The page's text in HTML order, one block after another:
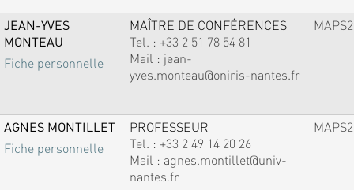
JEAN-YVES
MONTEAU
Fiche personnelle
MAÎTRE DE CONFÉRENCES
Tel. : +33 2 51 78 54 81
Mail : jean-
yves.monteau@oniris-nantes.fr
MAPS2
AGNES MONTILLET
Fiche personnelle
PROFESSEUR
Tel. : +33 2 49 14 20 26
Mail : agnes.montillet@univ-
nantes.fr
MAPS2